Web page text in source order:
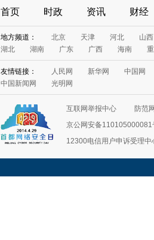
首页 时政 资讯 财经
地方频道： 北京 天津 河北
山西
湖北
湖南 广东 广西 海南
友情链接： 人民网 新华网
中国网
中国新闻网
光明网
互联网举报中心
防范
京公网安备110105000081
12300电信用户申诉受理中